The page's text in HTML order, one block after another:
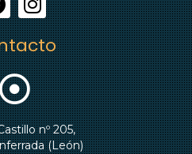
nº 205,
(León)